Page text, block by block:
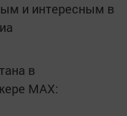
и интересным в
в
MАХ: